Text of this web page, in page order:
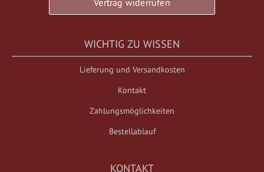
Vertrag widerrufen
WICHTIG ZU WISSEN
Lieferung und Versandkosten
Kontakt
Zahlungsmöglichkeiten
Bestellablauf
KONTAKT